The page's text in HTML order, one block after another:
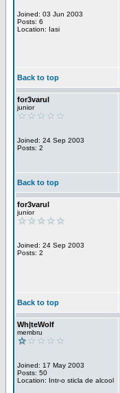
Joined: 03 Jun 2003
Posts: 6
Location: Iasi
Back to top
for3varul
junior
Joined: 24 Sep 2003
Posts: 2
Back to top
for3varul
junior
Joined: 24 Sep 2003
Posts: 2
Back to top
Wh|teWolf
membru
Joined: 17 May 2003
Posts: 50
Location: Intr-o sticla de alcool